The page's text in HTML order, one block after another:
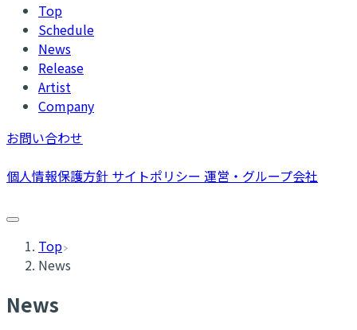
Top
Schedule
News
Release
Artist
Company
お問い合わせ
個人情報保護方針 サイトポリシー 運営・グループ会社
Top
News
News